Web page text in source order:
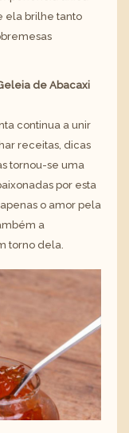
ela brilhe tanto
de Abacaxi
continua a unir
receitas, dicas
tornou-se uma
por esta
o amor pela
a
torno dela.